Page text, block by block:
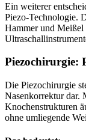
Ein weiterer
Piezo-Technologie.
Hammer und Meißel
Piezochirurgie:
Die Piezochirurgie
Nasenkorrektur dar.
Knochenstrukturen
ohne umliegende